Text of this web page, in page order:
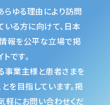
らゆる理由により訪問
る方に向けて、日本
報を公平な立場で掲
です。
事業主様と患者さまを
を目指しています。掲
軽にお問い合わせくだ